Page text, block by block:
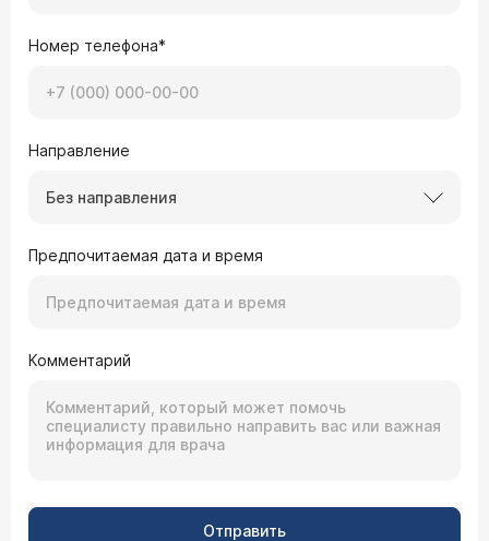
Номер телефона*
Направление
Без направления
Предпочитаемая дата и время
Комментарий
Отправить